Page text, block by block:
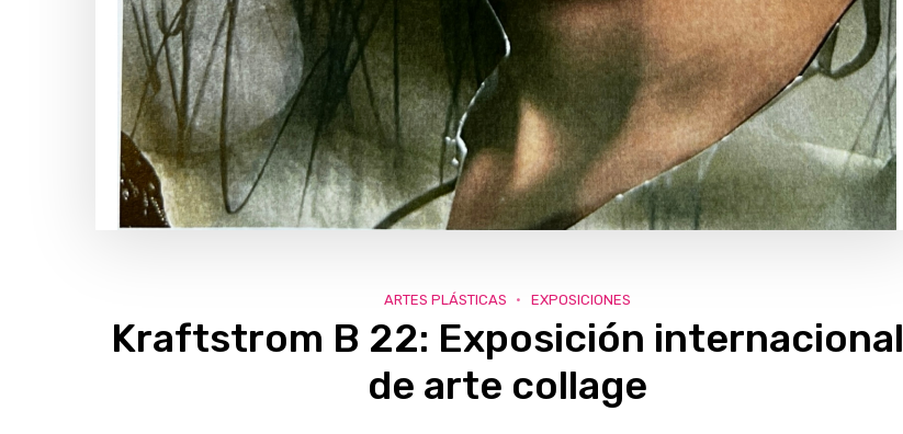
ARTES PLÁSTICAS EXPOSICIONES
Kraftstrom B 22: Exposición internacional
de arte collage